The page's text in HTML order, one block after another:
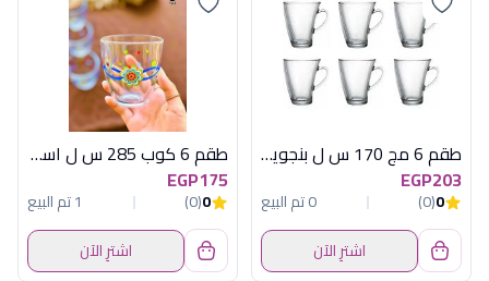
طقم 6 مج 170 س ل بنجوين سادة باسابتشة
EGP203
0
(0)
0 تم البيع
اشترِ الآن
طقم 6 كوب 285 س ل اسكتش اولد فاشون
EGP175
0
(0)
1 تم البيع
اشترِ الآن